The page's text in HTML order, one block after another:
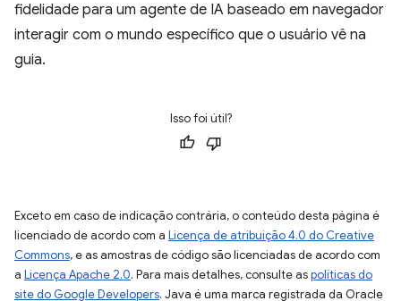
fidelidade para um agente de IA baseado em navegador
interagir com o mundo específico que o usuário vê na
guia.
Isso foi útil?
Exceto em caso de indicação contrária, o conteúdo desta página é
licenciado de acordo com a Licença de atribuição 4.0 do Creative
Commons, e as amostras de código são licenciadas de acordo com
a Licença Apache 2.0. Para mais detalhes, consulte aspolíticas do
site do Google Developers. Java é uma marca registrada da Oracle